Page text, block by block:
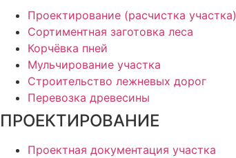
Проектирование (расчистка участка)
Сортиментная заготовка леса
Корчёвка пней
Мульчирование участка
Строительство лежневых дорог
Перевозка древесины
ПРОЕКТИРОВАНИЕ
Проектная документация участка